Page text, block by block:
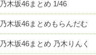
乃木坂46まとめ 1/46
乃木坂46まとめもらんだむ
乃木坂46まとめ 乃木りんく